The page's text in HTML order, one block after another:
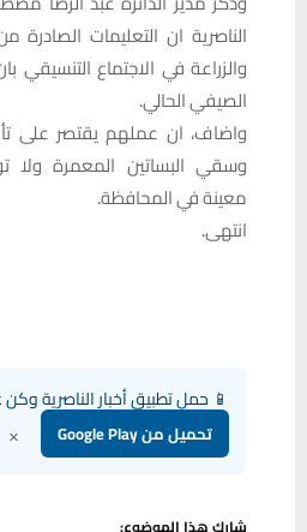
الناصرية ان التعليمات الصادرة
والزراعة في الاجتماع التنسيقي
الصيفي الحالي.
واضاف، ان عملهم يقتصر على
وسقي البساتين المعمرة ولا
معينة في المحافظة.
انتهى.
📱 حمل تطبيق أخبار الناصرية
تحميل من Google Play ×
شارك هذا الموضوع: